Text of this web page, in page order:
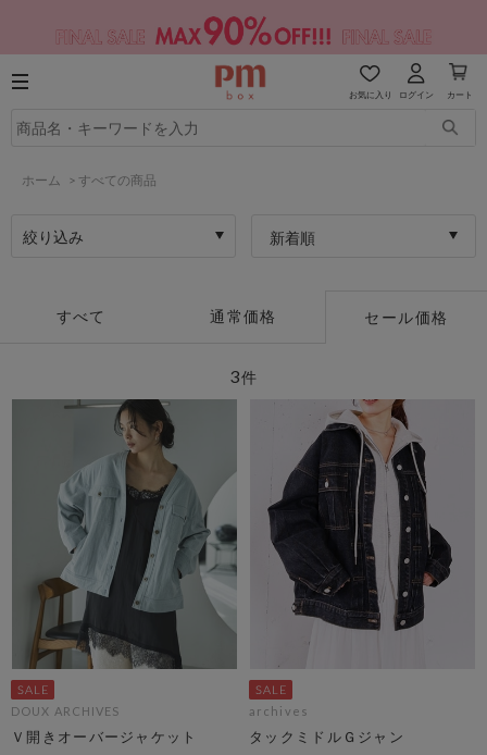
お気に入り ログイン カート
ホーム > すべての商品
絞り込み 新着順
すべて 通常価格 セール価格
3件
DOUX ARCHIVES
Ｖ開きオーバージャケット
archives
タックミドルＧジャン